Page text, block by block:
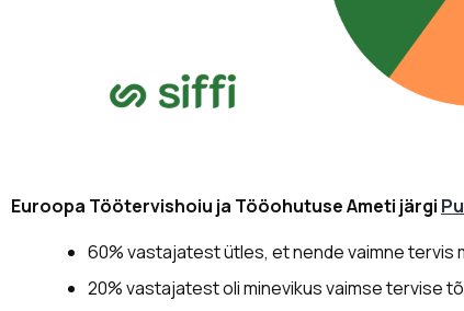
Euroopa Töötervishoiu ja Tööohutuse Ameti järgi
60% vastajatest ütles, et nende vaimne tervis
20% vastajatest oli minevikus vaimse tervise